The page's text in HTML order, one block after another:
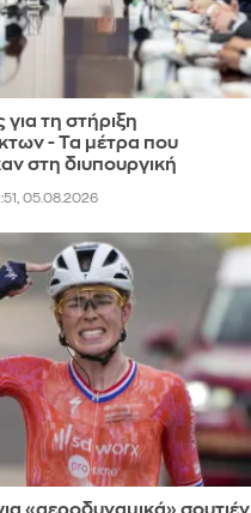
για τη στήριξη
- Τα μέτρα που
στη διυπουργική
05.08.2026